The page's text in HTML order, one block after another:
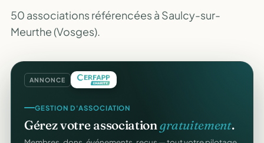
50 associations référencées à Saulcy-sur-
Meurthe (Vosges).
ANNONCE
GESTION D'ASSOCIATION
Gérez votre associationgratuitement.